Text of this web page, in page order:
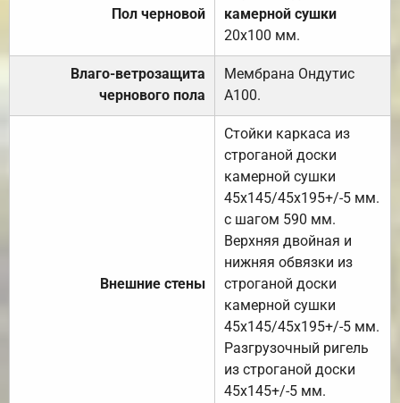
Пол черновой
камерной сушки
20х100 мм.
Влаго-ветрозащита
чернового пола
Мембрана Ондутис
А100.
Внешние стены
Стойки каркаса из
строганой доски
камерной сушки
45х145/45х195+/-5 мм.
с шагом 590 мм.
Верхняя двойная и
нижняя обвязки из
строганой доски
камерной сушки
45х145/45х195+/-5 мм.
Разгрузочный ригель
из строганой доски
45х145+/-5 мм.